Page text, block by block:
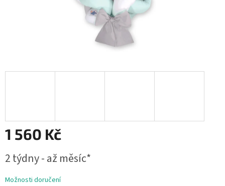
1 560 Kč
cena:
2 týdny - až měsíc*
Možnosti doručení